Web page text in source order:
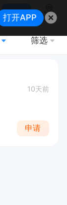
搜索
地图
筛选
10天前
申请
打开APP